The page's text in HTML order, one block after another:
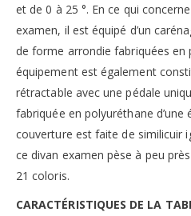
et de 0 à 25 °. En ce qui
examen, il est équipé d’un
de forme arrondie fabriquées en
équipement est également
rétractable avec une pédale
fabriquée en polyuréthane d’une
couverture est faite de similicuir
ce divan examen pèse à peu
21 coloris.
CARACTÉRISTIQUES DE LA